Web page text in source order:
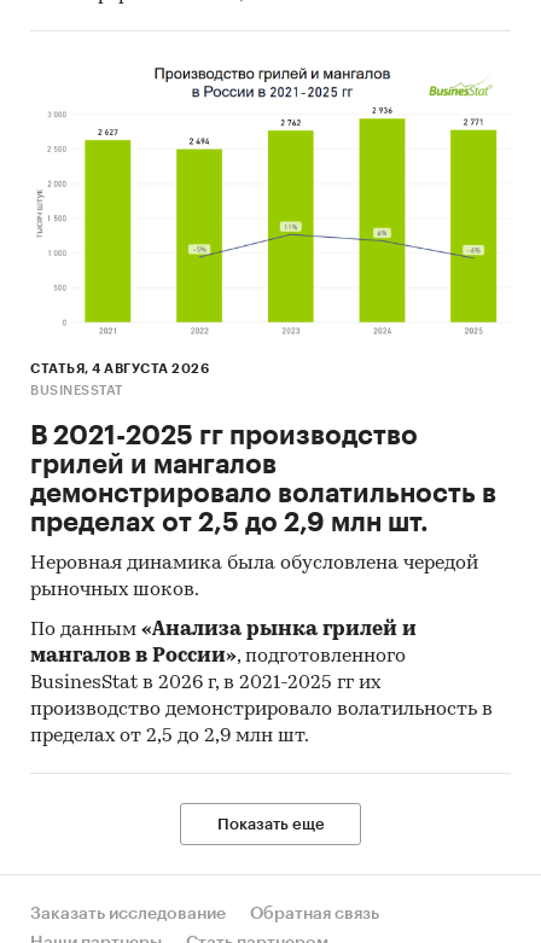
К отчету прилагается обработанная и
пригодная к дальнейшему использованиюбаза
данных с подробной информацией об
импорте в Россию и экспорте из России
вискозной нити.
большое число различных показателей:
Категория продукта
Группа продукта
Производитель
Год импорта/экспорта
Компании получатели и отправители
товара
Страны получатели, отправители и
производители товара
Объем импорта и экспорта в натуральном
выражении
Объем импорта и экспорта в стоимостном
Содержащиеся в базе данных сведения
позволят Вам самостоятельно выполнить
любые требующиеся запросы, которые не
Категории: Промышленность / ... /
Россия
СТАТЬЯ, 4 АВГУСТА 2026
BUSINESSTAT
В 2021-2025 гг производство
грилей и мангалов
демонстрировало волатильность в
пределах от 2,5 до 2,9 млн шт.
Неровная динамика была обусловлена чередой
рыночных шоков.
По данным «Анализа рынка грилей и
мангалов в России», подготовленного
BusinesStat в 2026 г, в 2021-2025 гг их
производство демонстрировало волатильность в
пределах от 2,5 до 2,9 млн шт.
Показать еще
Заказать исследование
Обратная связь